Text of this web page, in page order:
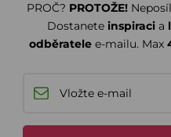
PROČ? PROTOŽE!
Dostanete inspiraci a
odběratelee-mailu. Max